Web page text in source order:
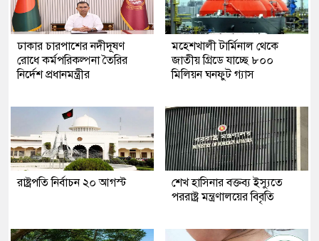
ঢাকার চারপাশের নদীদূষণ
রোধে কর্মপরিকল্পনা তৈরির
নির্দেশ প্রধানমন্ত্রীর
মহেশখালী টার্মিনাল থেকে
জাতীয় গ্রিডে যাচ্ছে ৮০০
মিলিয়ন ঘনফুট গ্যাস
রাষ্ট্রপতি নির্বাচন ২০ আগস্ট
শেখ হাসিনার বক্তব্য ইস্যুতে
পররাষ্ট্র মন্ত্রণালয়ের বিবৃতি